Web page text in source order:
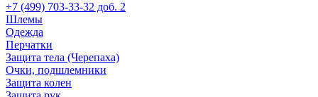
+7 (499) 703-33-32 доб. 2
Шлемы
Одежда
Перчатки
Защита тела (Черепаха)
Очки, подшлемники
Защита колен